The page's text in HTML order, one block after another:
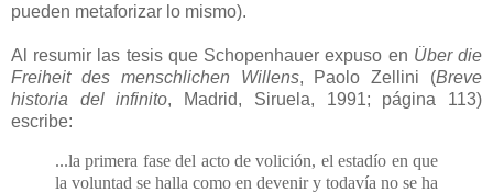
pueden metaforizar lo mismo).
Al resumir las tesis que Schopenhauer expuso en Über die
Freiheit des menschlichen Willens, Paolo Zellini (Breve
historia del infinito, Madrid, Siruela, 1991; página 113)
escribe:
...la primera fase del acto de volición, el estadío en que
la voluntad se halla como en devenir y todavía no se ha